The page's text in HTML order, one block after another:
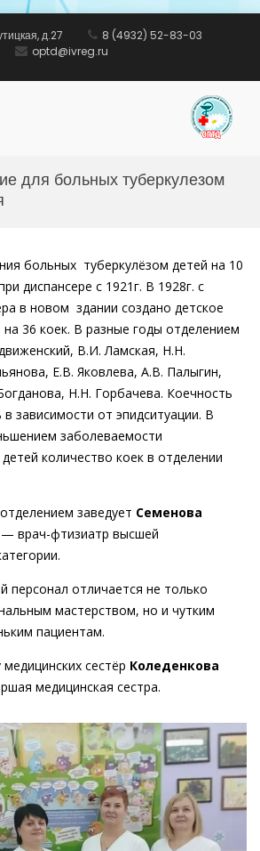
д.27
8 (4932) 52-83-03
optd@ivreg.ru
для больных туберкулезом
больных туберкулёзом детей на 10
диспансере с 1921г. В 1928г. с
в новом здании создано детское
36 коек. В разные годы отделением
В.И. Ламская, Н.Н.
Е.В. Яковлева, А.В. Палыгин,
Н.Н. Горбачева. Коечность
зависимости от эпидситуации. В
заболеваемости
количество коек в отделении
заведует Семенова
— врач-фтизиатр высшей
персонал отличается не только
мастерством, но и чутким
пациентам.
сестёр Коледенкова
медицинская сестра.